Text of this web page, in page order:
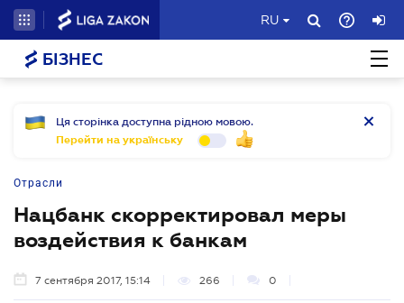
RU
БІЗНЕС
Ця сторінка доступна рідною мовою.
Перейти на українську
Отрасли
Нацбанк скорректировал меры
воздействия к банкам
7 сентября 2017, 15:14 266 0